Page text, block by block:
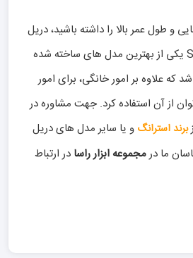
و طول عمر بالا را داشته باشید، دریل
چکشی استرانگ STG1381 یکی از بهترین مدل های ساخته شده
که علاوه بر امور خانگی، برای امور
از آن استفاده کرد. جهت مشاوره در
برند استرانگ و یا سایر مدل های دریل
ما درمجموعه ابزار راسا در ارتباط